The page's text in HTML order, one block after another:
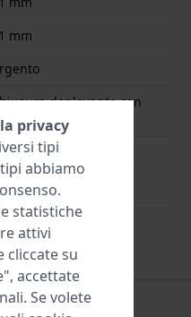
mm
deployante con
a molla
privacy
tipi
abbiamo
statistiche
attivi
cliccate su
accettate
Se volete